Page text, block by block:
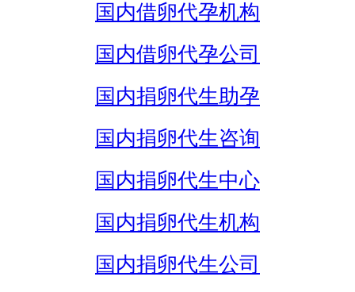
国内借卵代孕机构
国内借卵代孕公司
国内捐卵代生助孕
国内捐卵代生咨询
国内捐卵代生中心
国内捐卵代生机构
国内捐卵代生公司